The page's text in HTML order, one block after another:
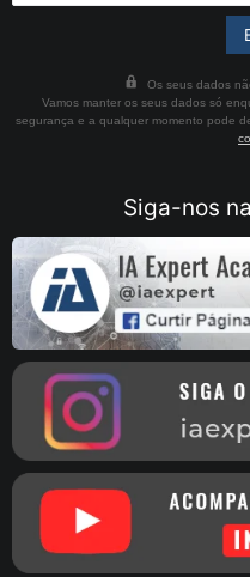
Os seus dados
Vamos manter os seus dados só
segurança e a qualquer momento pode
Siga-nos